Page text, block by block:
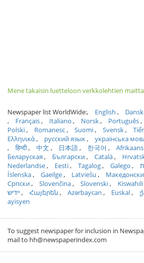
Mene takaisin luetteloon verkkolehtien
Newspaper list WorldWide: English Dansk
Français
Italiano Norsk Português
Polski
Romanesc Suomi Svensk
Ελληνικά
русский язык українська
हिन्दी
中文 日本語 한국어 Afrikaans
Беларуская
Български Català
Nederlandse
Eesti Tagalog Galego
Íslenska
Gaeilge Latviešu Македонски
Српски
Slovenčina Slovenski Kiswahili
ייִדיש
Հայերեն Azərbaycan Euskal
ayisyen
To suggest newspaper for inclusion in
mail to hh@newspaperindex.com